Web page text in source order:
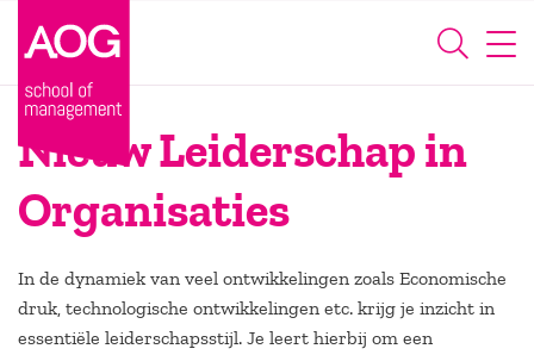
Nieuw Leiderschap in
Organisaties
In de dynamiek van veel ontwikkelingen zoals Economische
druk, technologische ontwikkelingen etc. krijg je inzicht in
essentiële leiderschapsstijl. Je leert hierbij om een